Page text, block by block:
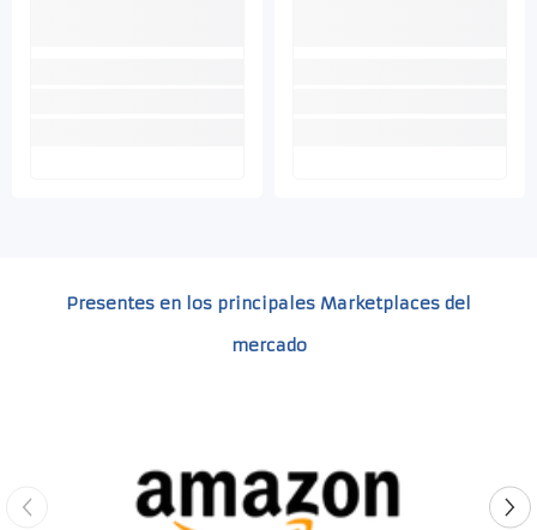
Presentes en los principales Marketplaces del
mercado